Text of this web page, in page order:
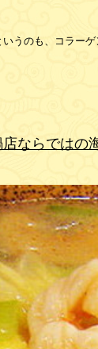
うのも、コラーゲ
店ならではの